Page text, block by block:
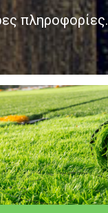
πληροφορίες.